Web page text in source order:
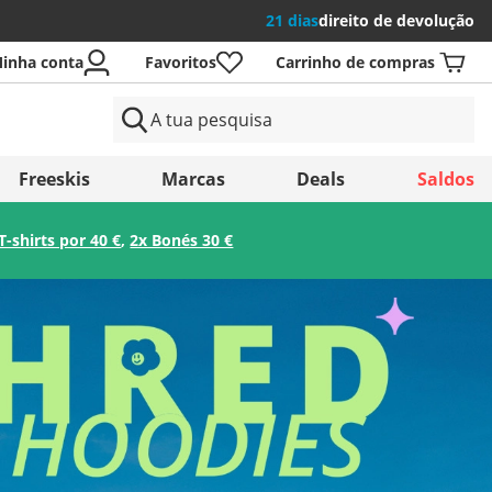
21 diasdireito de devolução
Guardar
conta Favoritos Carrinho de compras
Freeskis Marcas Deals Saldos
shirts por 40 €,2x Bonés 30 €